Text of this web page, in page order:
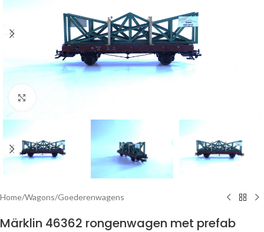
Home/Wagons/Goederenwagens
Märklin 46362 rongenwagen met prefab